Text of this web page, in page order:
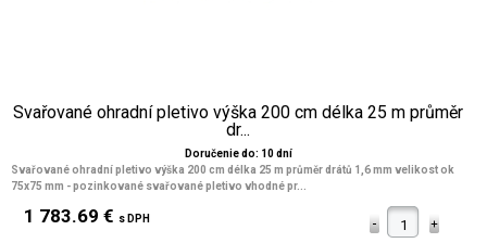
Svařované ohradní pletivo výška 200 cm délka 25 m průměr
dr...
Doručenie do: 10 dní
Svařované ohradní pletivo výška 200 cm délka 25 m průměr drátů 1,6 mm velikost ok
75x75 mm - pozinkované svařované pletivo vhodné pr...
1 783.69 € s DPH